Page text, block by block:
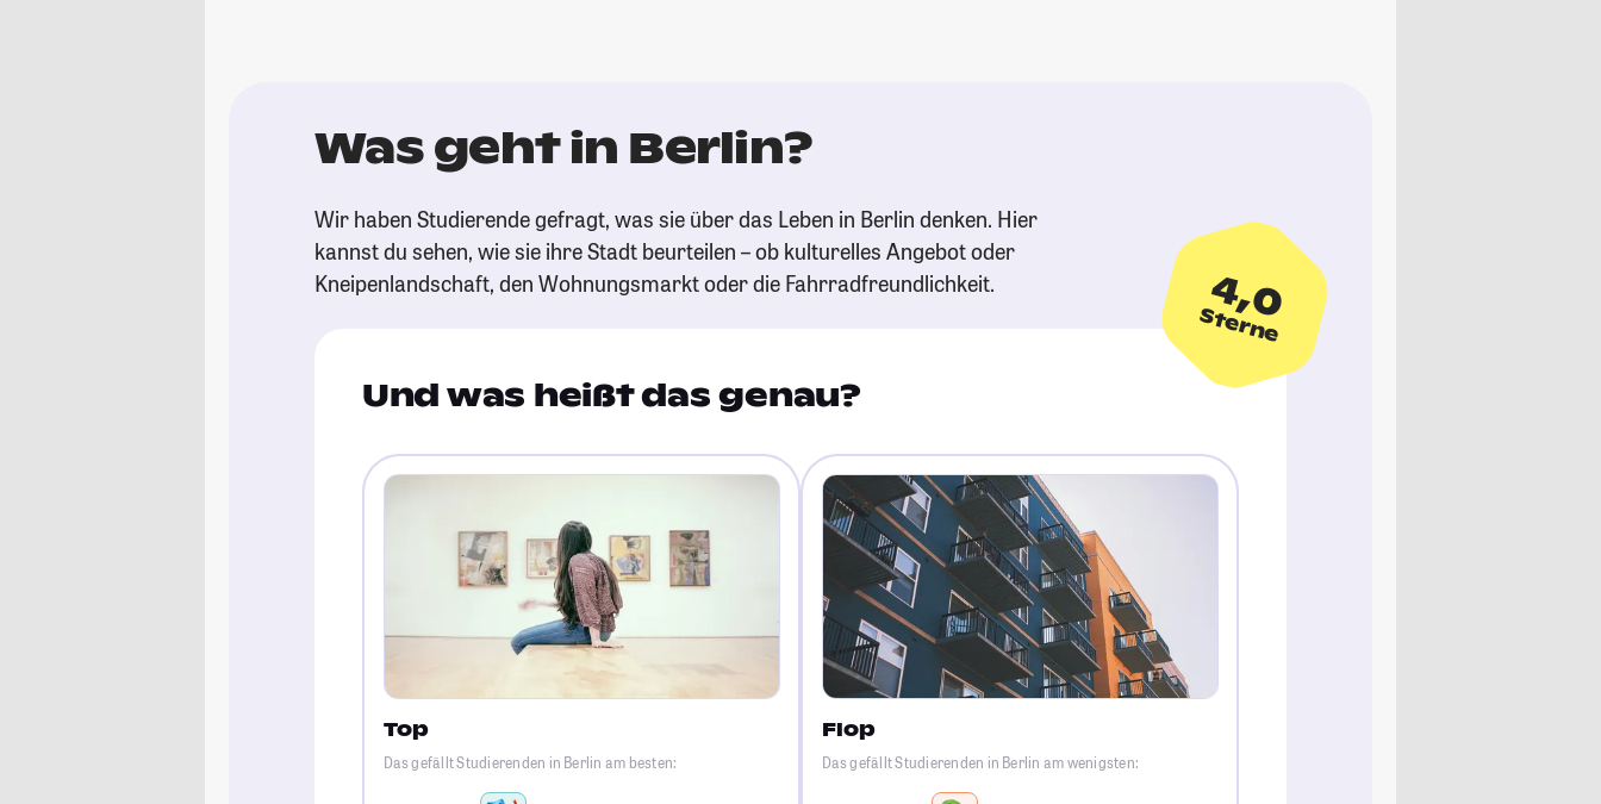
Was geht in Berlin?
Wir haben Studierende gefragt, was sie über das Leben in Berlin denken. Hier
kannst du sehen, wie sie ihre Stadt beurteilen – ob kulturelles Angebot oder
Kneipenlandschaft, den Wohnungsmarkt oder die Fahrradfreundlichkeit.
4,0
Sterne
Und was heißt das genau?
Top
Das gefällt Studierenden in Berlin am besten:
Flop
Das gefällt Studierenden in Berlin am wenigsten: